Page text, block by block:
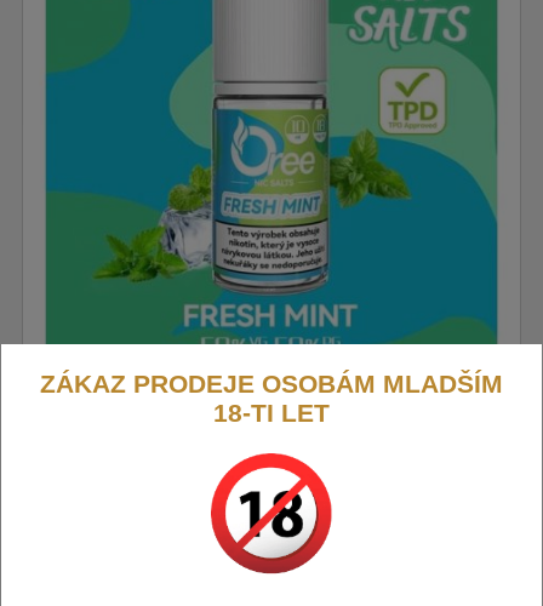
Liquid Oree SALT Fresh Mint - Čerstvá
máta 10ml - 18mg
ZÁKAZ PRODEJE OSOBÁM MLADŠÍM
18-TI LET